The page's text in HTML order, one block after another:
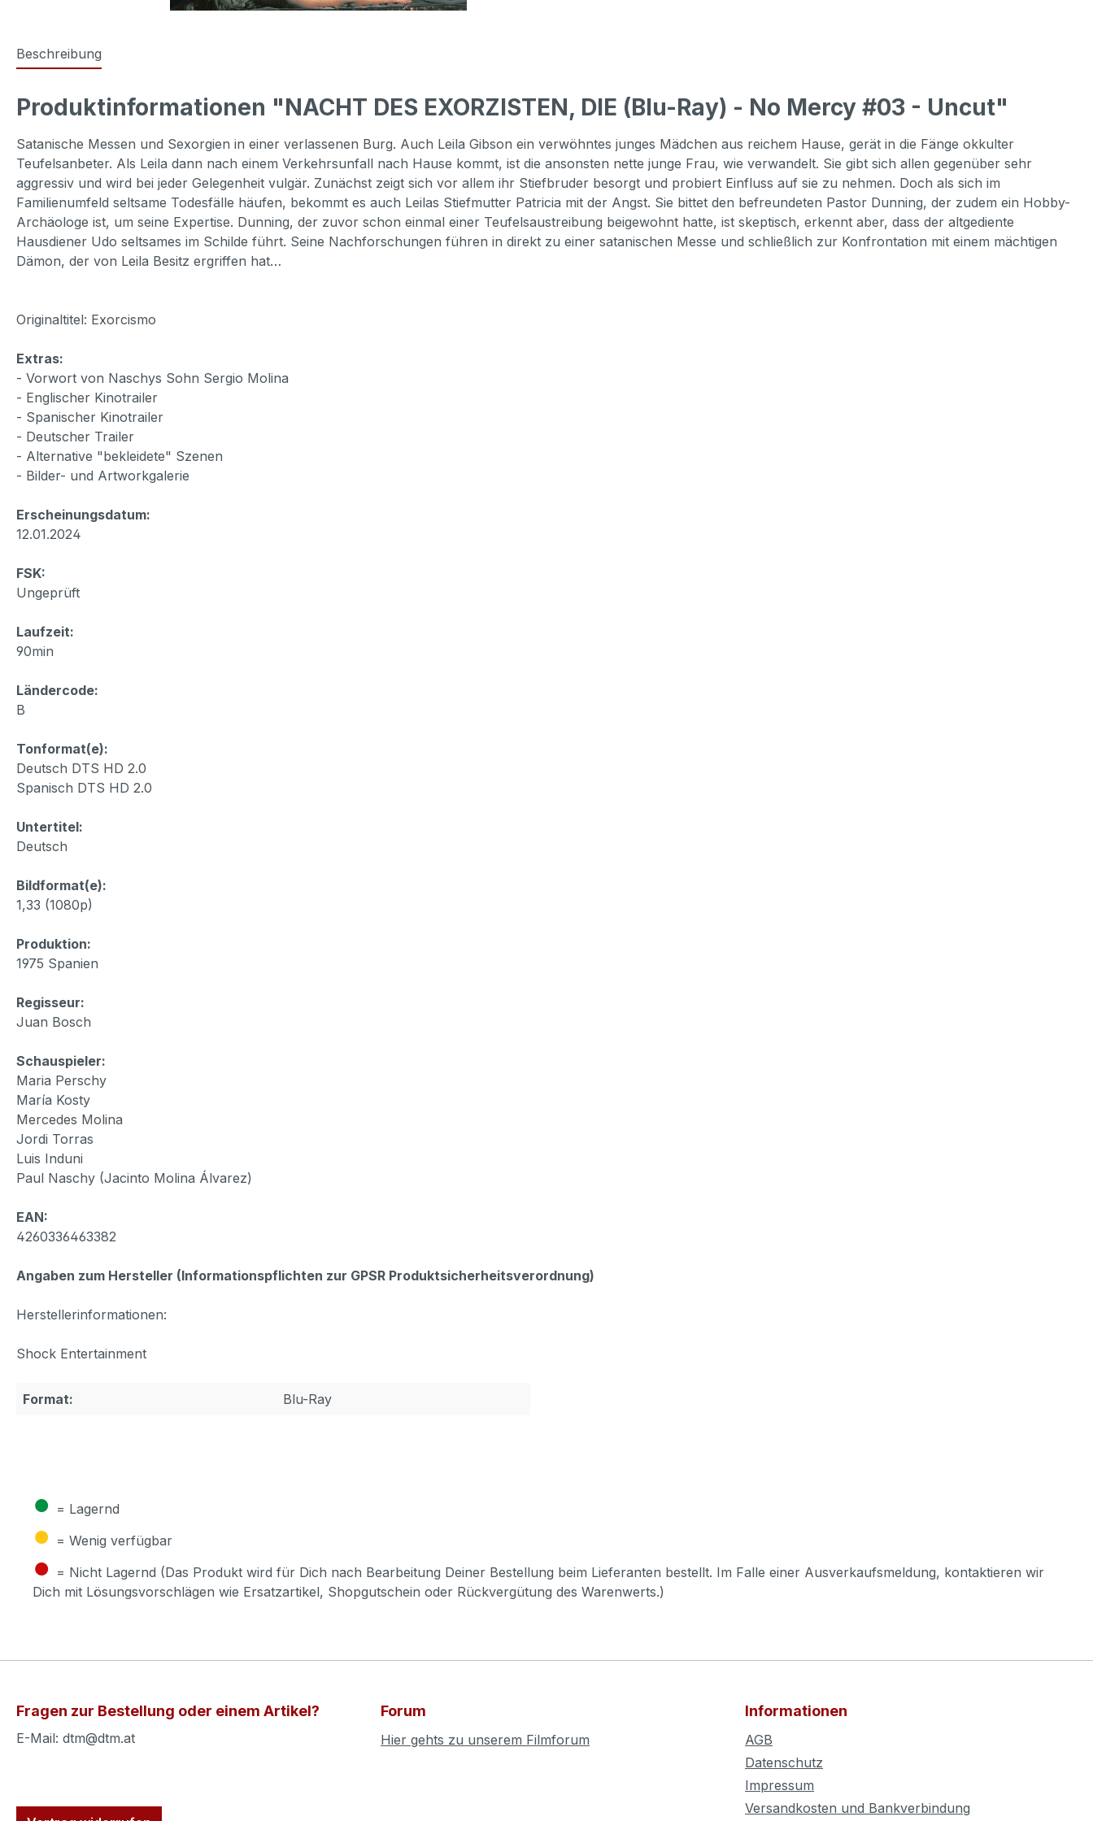
Beschreibung
Produktinformationen "NACHT DES EXORZISTEN, DIE (Blu-Ray) - No Mercy #03 - Uncut"
Satanische Messen und Sexorgien in einer verlassenen Burg. Auch Leila Gibson ein verwöhntes junges Mädchen aus reichem Hause, gerät in die Fänge okkulter
Teufelsanbeter. Als Leila dann nach einem Verkehrsunfall nach Hause kommt, ist die ansonsten nette junge Frau, wie verwandelt. Sie gibt sich allen gegenüber sehr
aggressiv und wird bei jeder Gelegenheit vulgär. Zunächst zeigt sich vor allem ihr Stiefbruder besorgt und probiert Einfluss auf sie zu nehmen. Doch als sich im
Familienumfeld seltsame Todesfälle häufen, bekommt es auch Leilas Stiefmutter Patricia mit der Angst. Sie bittet den befreundeten Pastor Dunning, der zudem ein Hobby-
Archäologe ist, um seine Expertise. Dunning, der zuvor schon einmal einer Teufelsaustreibung beigewohnt hatte, ist skeptisch, erkennt aber, dass der altgediente
Hausdiener Udo seltsames im Schilde führt. Seine Nachforschungen führen in direkt zu einer satanischen Messe und schließlich zur Konfrontation mit einem mächtigen
Dämon, der von Leila Besitz ergriffen hat…
Originaltitel: Exorcismo
Extras:
- Vorwort von Naschys Sohn Sergio Molina
- Englischer Kinotrailer
- Spanischer Kinotrailer
- Deutscher Trailer
- Alternative "bekleidete" Szenen
- Bilder- und Artworkgalerie
Erscheinungsdatum:
12.01.2024
FSK:
Ungeprüft
Laufzeit:
90min
Ländercode:
B
Tonformat(e):
Deutsch DTS HD 2.0
Spanisch DTS HD 2.0
Untertitel:
Deutsch
Bildformat(e):
1,33 (1080p)
Produktion:
1975 Spanien
Regisseur:
Juan Bosch
Schauspieler:
Maria Perschy
María Kosty
Mercedes Molina
Jordi Torras
Luis Induni
Paul Naschy (Jacinto Molina Álvarez)
EAN:
4260336463382
Angaben zum Hersteller (Informationspflichten zur GPSR Produktsicherheitsverordnung)
Herstellerinformationen:
Shock Entertainment
Format: Blu-Ray
● = Lagernd
● = Wenig verfügbar
● = Nicht Lagernd (Das Produkt wird für Dich nach Bearbeitung Deiner Bestellung beim Lieferanten bestellt. Im Falle einer Ausverkaufsmeldung, kontaktieren wir
Dich mit Lösungsvorschlägen wie Ersatzartikel, Shopgutschein oder Rückvergütung des Warenwerts.)
Fragen zur Bestellung oder einem Artikel?
E-Mail: dtm@dtm.at
Forum
Hier gehts zu unserem Filmforum
Informationen
AGB
Datenschutz
Impressum
Versandkosten und Bankverbindung